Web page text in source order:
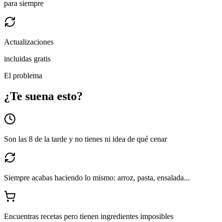
para siempre
Actualizaciones
incluidas gratis
El problema
¿Te suena esto?
Son las 8 de la tarde y no tienes ni idea de qué cenar
Siempre acabas haciendo lo mismo: arroz, pasta, ensalada...
Encuentras recetas pero tienen ingredientes imposibles